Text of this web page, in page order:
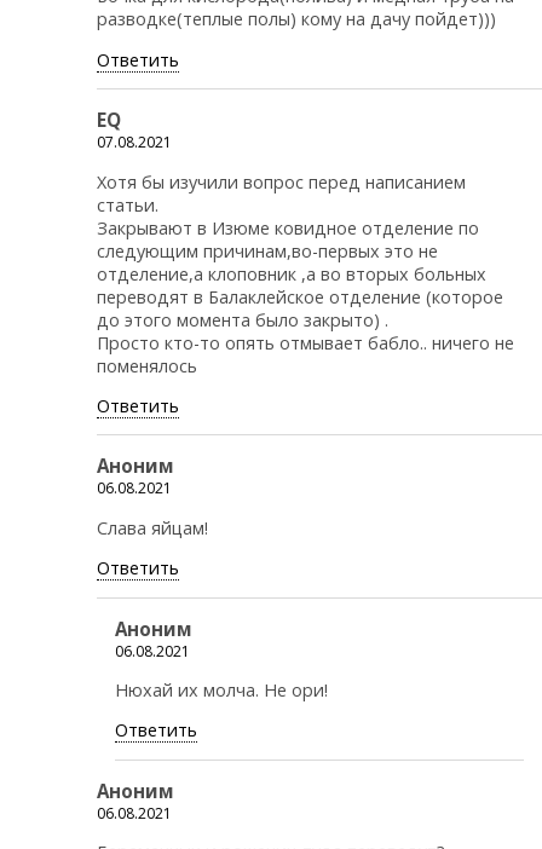
разводке(теплые полы) кому на дачу пойдет)))
Ответить
EQ
07.08.2021
Хотя бы изучили вопрос перед написанием
статьи.
Закрывают в Изюме ковидное отделение по
следующим причинам,во-первых это не
отделение,а клоповник ,а во вторых больных
переводят в Балаклейское отделение (которое
до этого момента было закрыто) .
Просто кто-то опять отмывает бабло.. ничего не
поменялось
Ответить
Аноним
06.08.2021
Слава яйцам!
Ответить
Аноним
06.08.2021
Нюхай их молча. Не ори!
Ответить
Аноним
06.08.2021